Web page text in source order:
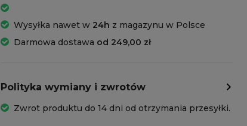
Wysyłka nawet w 24h z magazynu w Polsce
Darmowa dostawa od 249,00 zł
Polityka wymiany i zwrotów
Zwrot produktu do 14 dni od otrzymania przesyłki.